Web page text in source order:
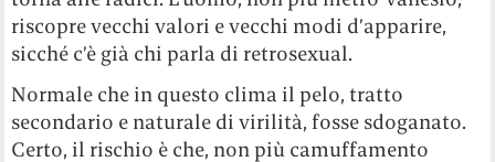
riscopre vecchi valori e vecchi modi d’apparire,
sicché c’è già chi parla di retrosexual.
Normale che in questo clima il pelo, tratto
secondario e naturale di virilità, fosse sdoganato.
Certo, il rischio è che, non più camuffamento